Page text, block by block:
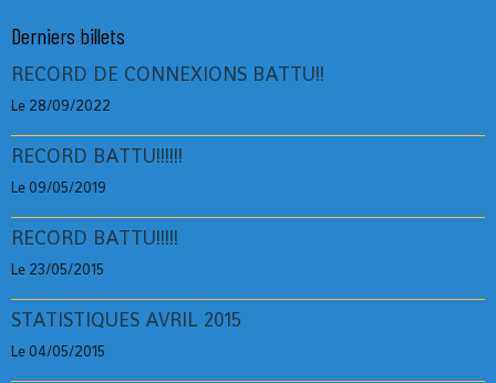
Derniers billets
RECORD DE CONNEXIONS BATTU!!
Le 28/09/2022
RECORD BATTU!!!!!!
Le 09/05/2019
RECORD BATTU!!!!!
Le 23/05/2015
STATISTIQUES AVRIL 2015
Le 04/05/2015